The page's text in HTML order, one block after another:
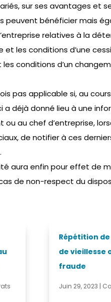
sur ses avantages et
peuvent bénéficier mais
relatives à la
les conditions d’une
conditions d’un
pas applicable si, au
déjà donné lieu à une
ou au chef d’entreprise,
de notifier à ces
aura enfin pour effet de
de non-respect du
Répétition
de vieillesse
fraude
Juin 29, 2023 |